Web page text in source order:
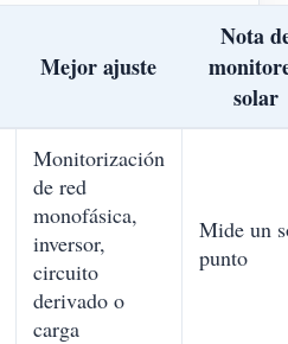
Mejor ajuste
Nota
solar
Monitorización
de red
monofásica,
inversor,
circuito
derivado o
carga
Mide un
punto